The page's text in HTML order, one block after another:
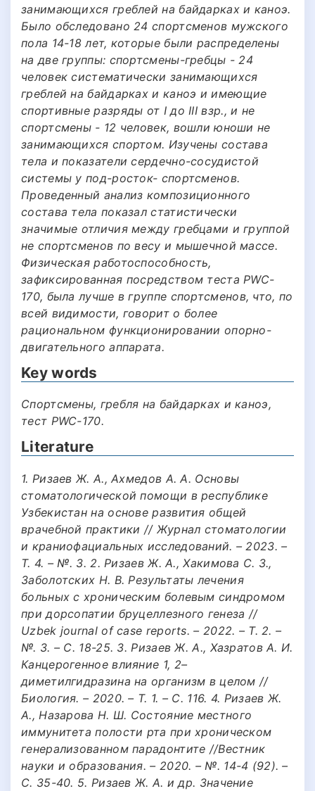
занимающихся греблей на байдарках и каноэ.
Было обследовано 24 спортсменов мужского
пола 14-18 лет, которые были распределены
на две группы: спортсмены-гребцы - 24
человек систематически занимающихся
греблей на байдарках и каноэ и имеющие
спортивные разряды от I до III взр., и не
спортсмены - 12 человек, вошли юноши не
занимающихся спортом. Изучены состава
тела и показатели сердечно-сосудистой
системы у под-росток- спортсменов.
Проведенный анализ композиционного
состава тела показал статистически
значимые отличия между гребцами и группой
не спортсменов по весу и мышечной массе.
Физическая работоспособность,
зафиксированная посредством теста PWC-
170, была лучше в группе спортсменов, что, по
всей видимости, говорит о более
рациональном функционировании опорно-
двигательного аппарата.
Key words
Спортсмены, гребля на байдарках и каноэ,
тест PWC-170.
Literature
1. Ризаев Ж. А., Ахмедов А. А. Основы
стоматологической помощи в республике
Узбекистан на основе развития общей
врачебной практики // Журнал стоматологии
и краниофациальных исследований. – 2023. –
Т. 4. – №. 3. 2. Ризаев Ж. А., Хакимова С. З.,
Заболотских Н. В. Результаты лечения
больных с хроническим болевым синдромом
при дорсопатии бруцеллезного генеза //
Uzbek journal of case reports. – 2022. – Т. 2. –
№. 3. – С. 18-25. 3. Ризаев Ж. А., Хазратов А. И.
Канцерогенное влияние 1, 2–
диметилгидразина на организм в целом //
Биология. – 2020. – Т. 1. – С. 116. 4. Ризаев Ж.
А., Назарова Н. Ш. Состояние местного
иммунитета полости рта при хроническом
генерализованном парадонтите //Вестник
науки и образования. – 2020. – №. 14-4 (92). –
С. 35-40. 5. Ризаев Ж. А. и др. Значение